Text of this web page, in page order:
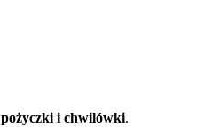
pożyczki i chwilówki.